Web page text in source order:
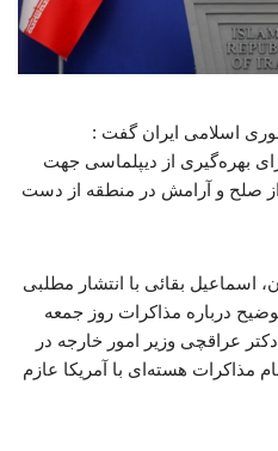
اسلامی ایران گفت :
بهره‌گیری از دیپلماسی جهت
از صلح و آرامش در منطقه از دست
اسماعیل بقائی با انتشار مطلبی
درباره مذاکرات روز جمعه
ایران و آمریکا در مسقط نوشت: دکتر ‎عراقچی وزیر امور خارجه در